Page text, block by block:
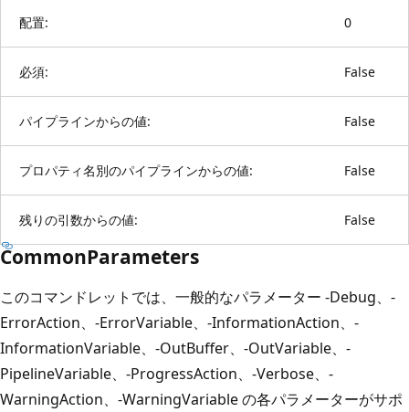
配置: 0
必須: False
パイプラインからの値: False
プロパティ名別のパイプラインからの値: False
残りの引数からの値: False
CommonParameters
このコマンドレットでは、一般的なパラメーター -Debug、-
ErrorAction、-ErrorVariable、-InformationAction、-
InformationVariable、-OutBuffer、-OutVariable、-
PipelineVariable、-ProgressAction、-Verbose、-
WarningAction、-WarningVariable の各パラメーターがサポ